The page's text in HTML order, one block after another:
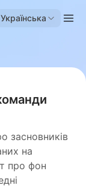
Українська
засновників
на
про фон